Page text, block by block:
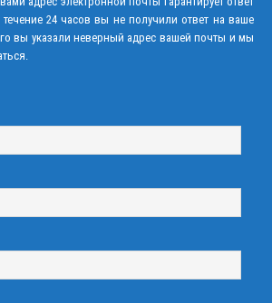
24 часов вы не получили ответ на ваше
вы указали неверный адрес вашей почты и мы